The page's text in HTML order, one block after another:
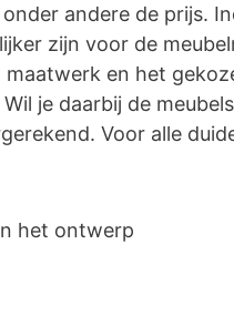
andere de prijs.
zijn voor de
en het
je daarbij de
Voor alle
het ontwerp